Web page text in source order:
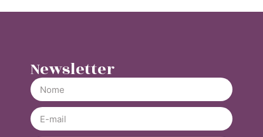
Newsletter